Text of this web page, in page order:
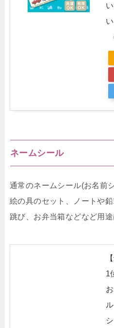
い
ネームシール
通常のネームシール(お名前
絵の具のセット、ノートや
跳び、お弁当箱などなど用
1